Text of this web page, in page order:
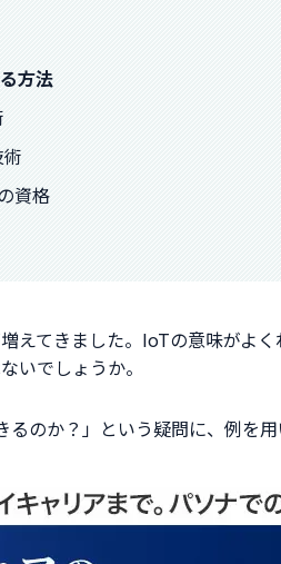
方法
資格
えてきました。IoTの意味がよ
いでしょうか。
のか？」という疑問に、例を用